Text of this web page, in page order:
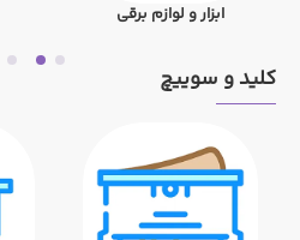
ابزار و لوازم برقی
کلید و سوییچ